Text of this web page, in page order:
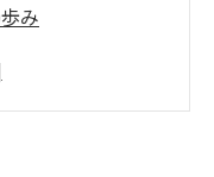
み
えて愛される魅